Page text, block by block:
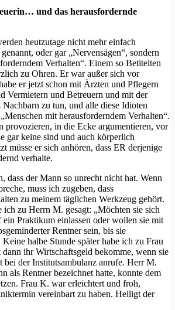
und das herausfordernde
heutzutage nicht mehr einfach
oder gar „Nervensägen“, sondern
Verhalten“. Einem so Betitelten
zu Ohren. Er war außer sich vor
er jetzt schon mit Ärzten und Pflegern
Vermietern und Betreuern und mit der
zu tun, und alle diese Idioten
mit herausforderndem Verhalten“.
provozieren, in die Ecke argumentieren, vor
gar keine sind und auch körperlich
müsse er sich anhören, dass ER derjenige
verhalte.
dass der Mann so unrecht nicht hat. Wenn
muss ich zugeben, dass
zu meinem täglichen Werkzeug gehört.
ich zu Herrn M. gesagt: „Möchten sie sich
Praktikum einlassen oder wollen sie mit
Rentner sein, bis sie
halbe Stunde später habe ich zu Frau
dann ihr Wirtschaftsgeld bekomme, wenn sie
bei der Institutsambulanz anrufe. Herr M.
als Rentner bezeichnet hatte, konnte dem
Frau K. war erleichtert und froh,
vereinbart zu haben. Heiligt der